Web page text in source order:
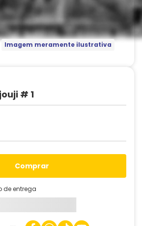
Imagem meramente ilustrativa
# 1
comprar
de entrega